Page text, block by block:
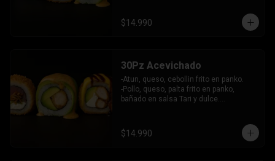
queso y mango, bañado en salsa de
maracuya.
$14.990
30Pz Acevichado
-Atun, queso, cebollin frito en panko.
-Pollo, queso, palta frito en panko,
bañado en salsa Tari y dulce.
INCLUYE: 3 SALSAS - 2 PALITOS
$14.990